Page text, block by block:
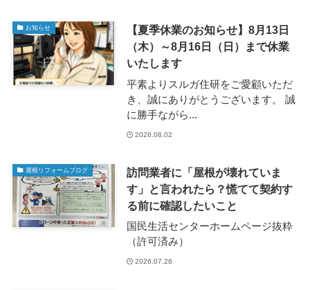
お知らせ
【夏季休業のお知らせ】8月13日
（木）～8月16日（日）まで休業
いたします
平素よりスルガ住研をご愛顧いただ
き、誠にありがとうございます。 誠
に勝手ながら...
2026.08.02
屋根リフォームブログ
訪問業者に「屋根が壊れていま
す」と言われたら？慌てて契約す
る前に確認したいこと
国民生活センターホームページ抜粋
（許可済み）
2026.07.26